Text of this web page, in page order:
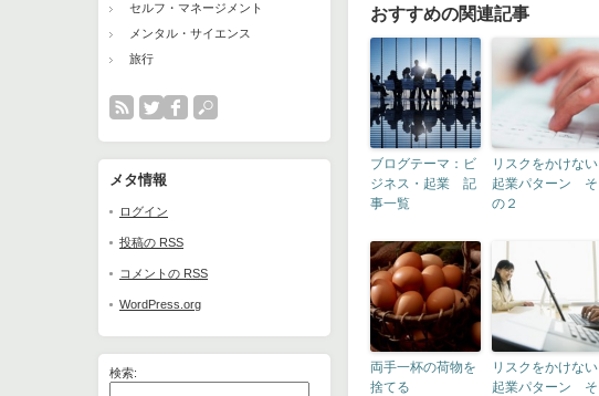
セルフ・マネージメント
メンタル・サイエンス
旅行
メタ情報
ログイン
投稿の RSS
コメントの RSS
WordPress.org
検索:
おすすめの関連記事
ブログテーマ：ビ
ジネス・起業 記
事一覧
リスクをかけない
起業パターン そ
の２
両手一杯の荷物を
捨てる
リスクをかけない
起業パターン そ